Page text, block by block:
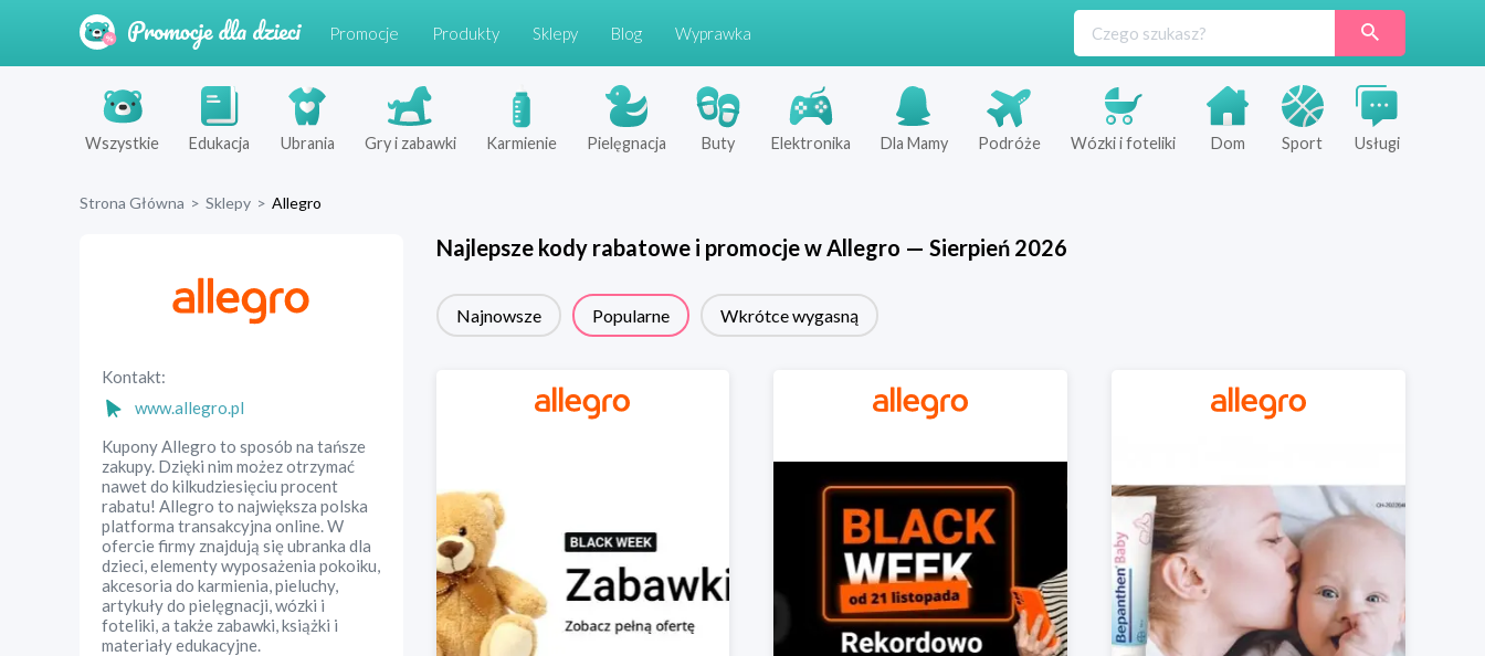
Promocje Produkty Sklepy Blog Wyprawka
Wszystkie Edukacja Ubrania Gry i zabawki Karmienie Pielęgnacja Buty Elektronika Dla Mamy Podróże Wózki i foteliki Dom Sport Usługi
Strona Główna > Sklepy > Allegro
Kontakt:
www.allegro.pl
Kupony Allegro to sposób na tańsze
zakupy. Dzięki nim możez otrzymać
nawet do kilkudziesięciu procent
rabatu! Allegro to największa polska
platforma transakcyjna online. W
ofercie firmy znajdują się ubranka dla
dzieci, elementy wyposażenia pokoiku,
akcesoria do karmienia, pieluchy,
artykuły do pielęgnacji, wózki i
foteliki, a także zabawki, książki i
materiały edukacyjne.
Najlepsze kody rabatowe i promocje wAllegro — Sierpień 2026
Najnowsze Popularne Wkrótce wygasną